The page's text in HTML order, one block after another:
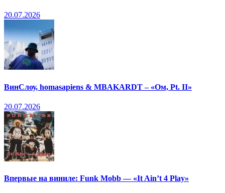
20.07.2026
ВинСлоу, homasapiens & MBAKARDT – «Ом, Pt. II»
20.07.2026
Впервые на виниле: Funk Mobb — «It Ain’t 4 Play»